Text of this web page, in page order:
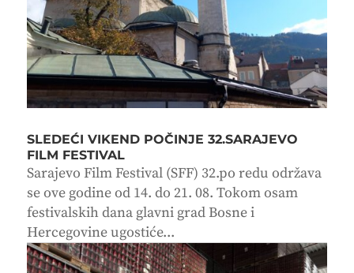
SLEDEĆI VIKEND POČINJE 32.SARAJEVO
FILM FESTIVAL
Sarajevo Film Festival (SFF) 32.po redu održava
se ove godine od 14. do 21. 08. Tokom osam
festivalskih dana glavni grad Bosne i
Hercegovine ugostiće...